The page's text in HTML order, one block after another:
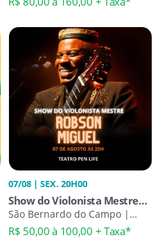
07/08 | SEX. 20H00
Show do Violonista Mestre
Robson Miguel
São Bernardo do Campo |
Shows
R$ 50,00 à 100,00 + Taxa*